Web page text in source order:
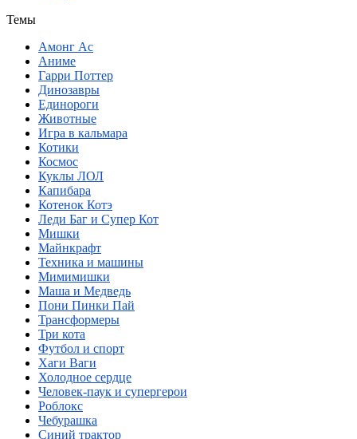
Темы
Амонг Ас
Аниме
Гарри Поттер
Динозавры
Единороги
Животные
Игра в кальмара
Котики
Космос
Куклы ЛОЛ
Капибара
Котенок Котэ
Леди Баг и Супер Кот
Мишки
Майнкрафт
Техника и машины
Мимимишки
Маша и Медведь
Пони Пинки Пай
Трансформеры
Три кота
Футбол и спорт
Хаги Ваги
Холодное сердце
Человек-паук и супергерои
Роблокс
Чебурашка
Синий трактор